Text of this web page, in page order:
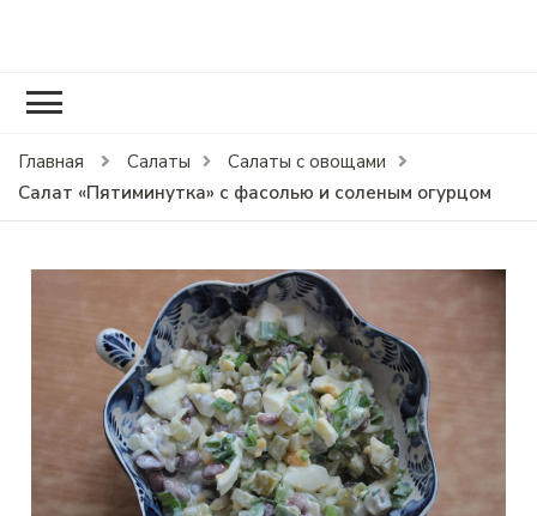
Главная Салаты
Салаты с овощами
Салат «Пятиминутка» с фасолью и соленым огурцом